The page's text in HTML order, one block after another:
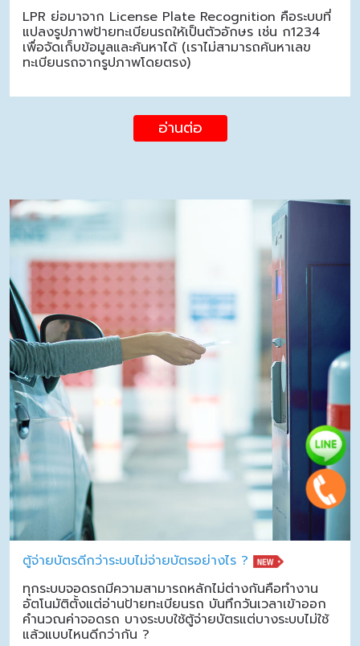
LPR ย่อมาจาก License Plate Recognition คือระบบที่
แปลงรูปภาพป้ายทะเบียนรถให้เป็นตัวอักษร เช่น ก1234
เพื่อจัดเก็บข้อมูลและค้นหาได้ (เราไม่สามารถค้นหาเลข
ทะเบียนรถจากรูปภาพโดยตรง)
อ่านต่อ
ตู้จ่ายบัตรดีกว่าระบบไม่จ่ายบัตรอย่างไร ?
ทุกระบบจอดรถมีความสามารถหลักไม่ต่างกันคือทำงาน
อัตโนมัติตั้งแต่อ่านป้ายทะเบียนรถ บันทึกวันเวลาเข้าออก
คำนวณค่าจอดรถ บางระบบใช้ตู้จ่ายบัตรแต่บางระบบไม่ใช้
แล้วแบบไหนดีกว่ากัน ?